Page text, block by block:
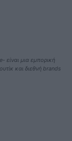
μια εμπορική
και διεθνή brands